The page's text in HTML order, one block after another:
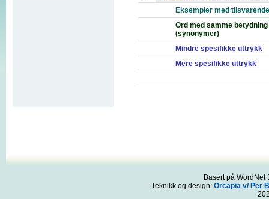
Eksempler med
Ord med samme betydning
(synonymer)
Mindre spesifikke uttrykk
Mere spesifikke uttrykk
Basert på
Teknikk og design: Orcapia v/ Per